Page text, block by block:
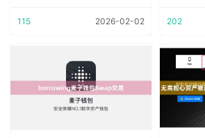
115 2026-02-02 202